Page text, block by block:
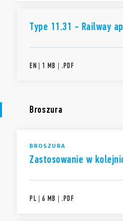
Type 11.31 - Railway
EN | 1 MB | .PDF
Broszura
BROSZURA
Zastosowanie w
PL | 6 MB | .PDF